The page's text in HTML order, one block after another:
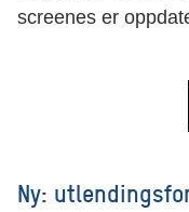
screenes er
Ny: